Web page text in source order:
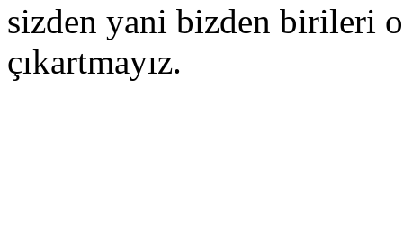
sizden yani bizden birileri
çıkartmayız.